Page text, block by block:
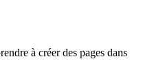
à créer des pages dans